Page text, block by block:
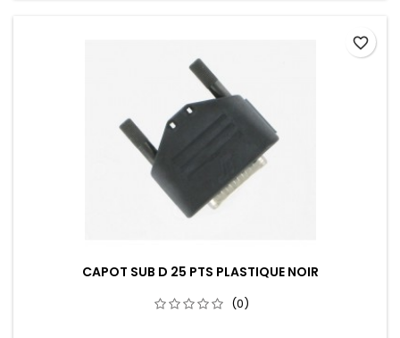
CAPOT SUB D 25 PTS PLASTIQUE NOIR
(0)
favorite_border